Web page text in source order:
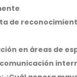
de
en áreas de